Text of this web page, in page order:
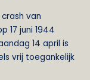
van
17 juni 1944
14 april is
vrij toegankelijk